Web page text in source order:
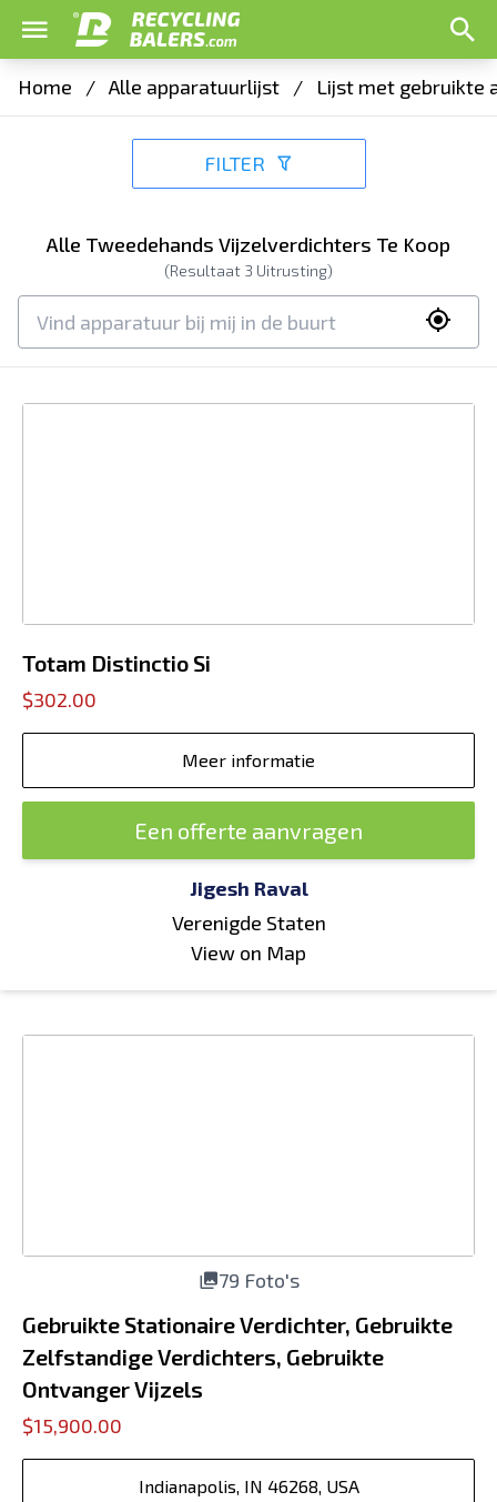
Home / Alle apparatuurlijst / Lijst met gebruikte
FILTER
Alle Tweedehands Vijzelverdichters Te Koop
(Resultaat 3 Uitrusting)
Totam Distinctio Si
$302.00
Meer informatie
Een offerte aanvragen
Jigesh Raval
Verenigde Staten
View on Map
79 Foto's
Gebruikte Stationaire Verdichter, Gebruikte
Zelfstandige Verdichters, Gebruikte
Ontvanger Vijzels
$15,900.00
Indianapolis, IN 46268, USA